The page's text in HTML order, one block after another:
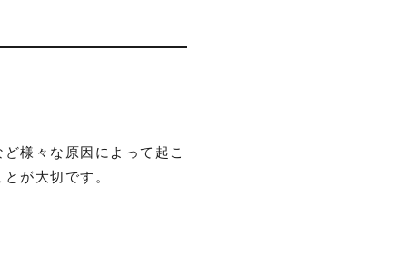
様々な原因によって起こ
が大切です。